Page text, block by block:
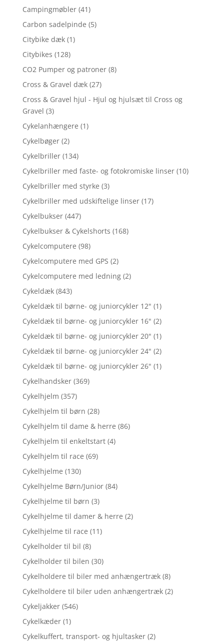
Campingmøbler (41)
Carbon sadelpinde (5)
Citybike dæk (1)
Citybikes (128)
CO2 Pumper og patroner (8)
Cross & Gravel dæk (27)
Cross & Gravel hjul - Hjul og hjulsæt til Cross og
Gravel (3)
Cykelanhængere (1)
Cykelbøger (2)
Cykelbriller (134)
Cykelbriller med faste- og fotokromiske linser (10)
Cykelbriller med styrke (3)
Cykelbriller med udskiftelige linser (17)
Cykelbukser (447)
Cykelbukser & Cykelshorts (168)
Cykelcomputere (98)
Cykelcomputere med GPS (2)
Cykelcomputere med ledning (2)
Cykeldæk (843)
Cykeldæk til børne- og juniorcykler 12" (1)
Cykeldæk til børne- og juniorcykler 16" (2)
Cykeldæk til børne- og juniorcykler 20" (1)
Cykeldæk til børne- og juniorcykler 24" (2)
Cykeldæk til børne- og juniorcykler 26" (1)
Cykelhandsker (369)
Cykelhjelm (357)
Cykelhjelm til børn (28)
Cykelhjelm til dame & herre (86)
Cykelhjelm til enkeltstart (4)
Cykelhjelm til race (69)
Cykelhjelme (130)
Cykelhjelme Børn/Junior (84)
Cykelhjelme til børn (3)
Cykelhjelme til damer & herre (2)
Cykelhjelme til race (11)
Cykelholder til bil (8)
Cykelholder til bilen (30)
Cykelholdere til biler med anhængertræk (8)
Cykelholdere til biler uden anhængertræk (2)
Cykeljakker (546)
Cykelkæder (1)
Cykelkuffert, transport- og hjultasker (2)